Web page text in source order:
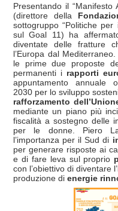
Presentando il “Manifesto
(direttore della
sottogruppo “Politiche
sul Goal 11) ha
diventate delle fratture
l’Europa dal
le prime due proposte
permanenti i rapporti
appuntamento annuale
2030 per lo sviluppo
rafforzamento
mediante un piano più
fiscalità a sostegno delle
per le donne. Piero
l’importanza per il Sud di
per generare risposte ai
e di fare leva sul proprio
con l’obiettivo di diventare
produzione di energie